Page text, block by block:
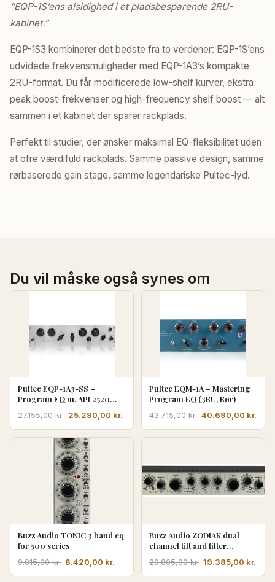
“EQP-1S’ens alsidighed i et pladsbesparende 2RU-
kabinet.”
EQP-1S3 kombinerer det bedste fra to verdener: EQP-1S’ens
udvidede frekvensmuligheder med EQP-1A3’s kompakte
2RU-format. Du får modificerede low-shelf kurver, ekstra
peak boost-frekvenser og high-frequency shelf boost — alt
sammen i et kabinet der sparer rackplads.
Perfekt til studier, der ønsker maksimal EQ-fleksibilitet uden
at ofre værdifuld rackplads. Samme passive design, samme
rørbaserede gain stage, samme legendariske Pultec-lyd.
Du vil måske også synes om
Pultec EQP-1A3-SS –
Program EQ m. API 2520
27.155,00kr. Den
oprindelige
pris
var:
27.155,00 kr..
25.290,00 kr.
aktuelle
pris
25.290,00 kr..
Pultec EQM-1A – Mastering
Program EQ (3RU, Rør)
43.715,00kr. Den
oprindelige
pris
43.715,00 kr..
40.690,00 kr.
pris
Buzz Audio TONIC 3 band eq
for 500 series
9.015,00kr. Den
oprindelige
8.420,00 kr.
aktuelle
Buzz Audio ZODIAK dual
channel tilt and filter
med transformer
20.805,00kr. Den
oprindelige
19.385,00 kr.